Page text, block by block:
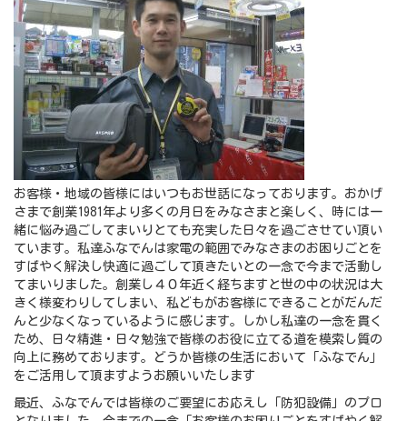
お客様・地域の皆様にはいつもお世話になっております。おかげ
さまで創業1981年より多くの月日をみなさまと楽しく、時には一
緒に悩み過ごしてまいりとても充実した日々を過ごさせてい頂い
ています。私達ふなでんは家電の範囲でみなさまのお困りごとを
すばやく解決し快適に過ごして頂きたいとの一念で今まで活動し
てまいりました。創業し４０年近く経ちますと世の中の状況は大
きく様変わりしてしまい、私どもがお客様にできることがだんだ
んと少なくなっているように感じます。しかし私達の一念を貫く
ため、日々精進・日々勉強で皆様のお役に立てる道を模索し質の
向上に務めております。どうか皆様の生活において「ふなでん」
をご活用して頂ますようお願いいたします
最近、ふなでんでは皆様のご要望にお応えし「防犯設備」のプロ